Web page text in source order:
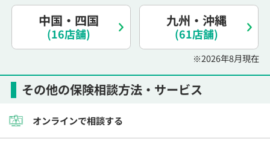
（オンライン保険相談専用）
0120-987-110
平日 / 土日祝日 10:00〜17:00（通話無料）
翌営業日のご連絡となります
その他の保険相談方法・サービス
オンラインで相談する
中国・四国
(16店舗)
九州・沖縄
(61店舗)
※2026年8月現在